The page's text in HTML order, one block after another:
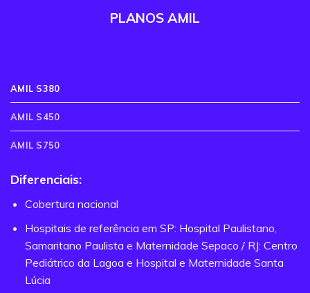
PLANOS AMIL
AMIL S380
AMIL S450
AMIL S750
Diferenciais:
Cobertura nacional
Hospitais de referência em SP: Hospital Paulistano,
Samaritano Paulista e Maternidade Sepaco / RJ: Centro
Pediátrico da Lagoa e Hospital e Maternidade Santa
Lúcia